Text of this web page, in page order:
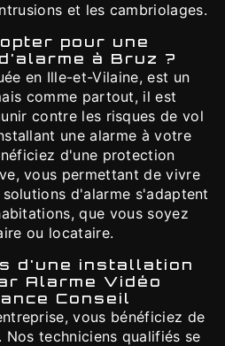
et les cambriolages.
pour une
à Bruz ?
en Ille-et-Vilaine, est un
comme partout, il est
contre les risques de vol
une alarme à votre
d'une protection
vous permettant de vivre
d'alarme s'adaptent
que vous soyez
ou locataire.
d'une installation
Alarme Vidéo
Conseil
vous bénéficiez de
Nos techniciens qualifiés se